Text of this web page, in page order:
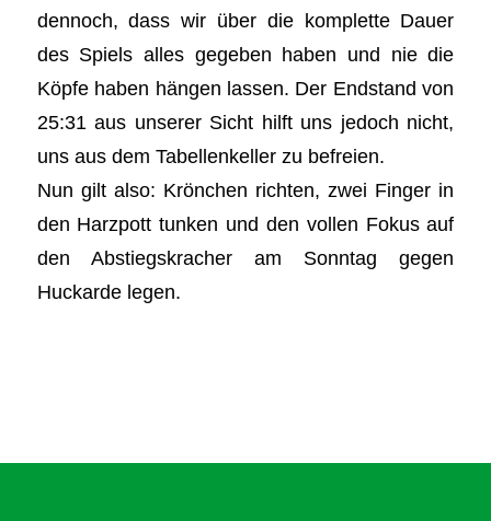
dennoch, dass wir über die komplette Dauer
des Spiels alles gegeben haben und nie die
Köpfe haben hängen lassen. Der Endstand von
25:31 aus unserer Sicht hilft uns jedoch nicht,
uns aus dem Tabellenkeller zu befreien.
Nun gilt also: Krönchen richten, zwei Finger in
den Harzpott tunken und den vollen Fokus auf
den Abstiegskracher am Sonntag gegen
Huckarde legen.